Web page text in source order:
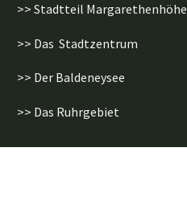
>> Stadtteil Margarethenhöhe
>> Das Stadtzentrum
>> Der Baldeneysee
>> Das Ruhrgebiet